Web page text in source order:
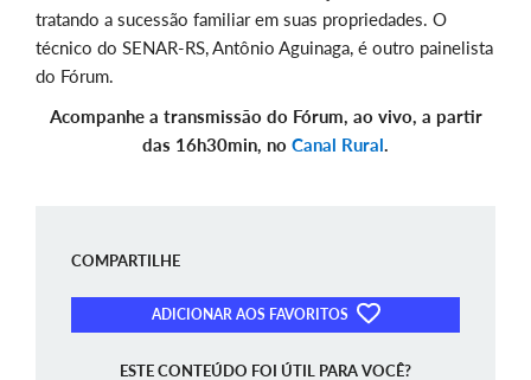
tratando a sucessão familiar em suas propriedades. O
técnico do SENAR-RS, Antônio Aguinaga, é outro painelista
do Fórum.
Acompanhe a transmissão do Fórum, ao vivo, a partir
das 16h30min, no Canal Rural.
COMPARTILHE
ADICIONAR AOS FAVORITOS
ESTE CONTEÚDO FOI ÚTIL PARA VOCÊ?